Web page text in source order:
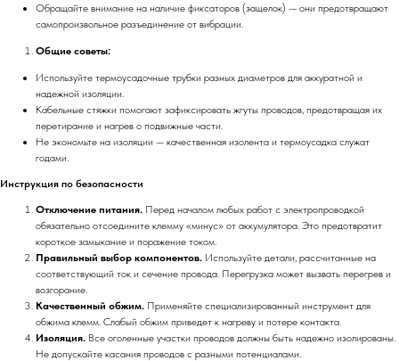
Обращайте внимание на наличие фиксаторов (защелок) — они предотвращают
самопроизвольное разъединение от вибрации.
Общие советы:
Используйте термоусадочные трубки разных диаметров для аккуратной и
надежной изоляции.
Кабельные стяжки помогают зафиксировать жгуты проводов, предотвращая их
перетирание и нагрев о подвижные части.
Не экономьте на изоляции — качественная изолента и термоусадка служат
годами.
Инструкция по безопасности
Отключение питания. Перед началом любых работ с электропроводкой
обязательно отсоедините клемму «минус» от аккумулятора. Это предотвратит
короткое замыкание и поражение током.
Правильный выбор компонентов. Используйте детали, рассчитанные на
соответствующий ток и сечение провода. Перегрузка может вызвать перегрев и
возгорание.
Качественный обжим. Применяйте специализированный инструмент для
обжима клемм. Слабый обжим приведет к нагреву и потере контакта.
Изоляция. Все оголенные участки проводов должны быть надежно изолированы.
Не допускайте касания проводов с разными потенциалами.